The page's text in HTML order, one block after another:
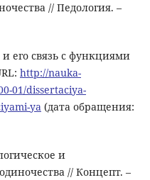
// Педология. –
его связь с функциями
http://nauka-
01/dissertaciya-
ya(дата обращения:
и
// Концепт. –